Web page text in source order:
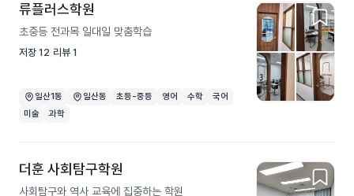
류플러스학원
초중등 전과목 일대일 맞춤학습
저장 12 리뷰 1
일산1동 일산동 초등-중등 영어 수학
국어
미술
과학
더훈 사회탐구학원
사회탐구와 역사 교육에 집중하는 학원